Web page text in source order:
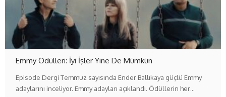
Emmy Ödülleri: İyi İşler Yine De Mümkün
Episode Dergi Temmuz sayısında Ender Ballıkaya güçlü Emmy
adaylarını inceliyor. Emmy adayları açıklandı. Ödüllerin her…